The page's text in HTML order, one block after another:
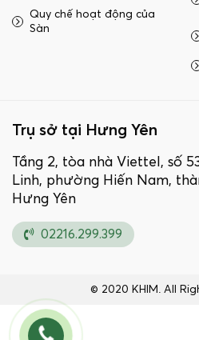
Quy chế hoạt động của
Sàn
Trụ sở tại Hưng Yên
Tầng 2, tòa nhà Viettel, số
Linh, phường Hiến Nam,
Hưng Yên
02216.299.399
© 2020 KHIM. All